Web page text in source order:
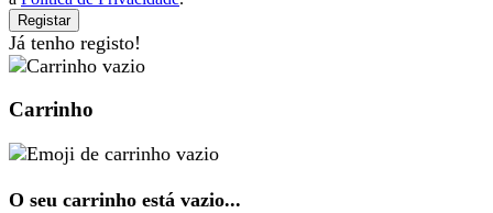
Registar
Já tenho registo!
Carrinho
O seu carrinho está vazio...